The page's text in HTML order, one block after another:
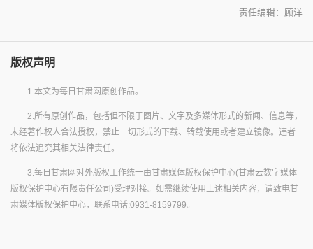
责任编辑：顾洋
版权声明
1.本文为每日甘肃网原创作品。
2.所有原创作品，包括但不限于图片、文字及多媒体形式的新闻、信息等，
未经著作权人合法授权，禁止一切形式的下载、转载使用或者建立镜像。违者
将依法追究其相关法律责任。
3.每日甘肃网对外版权工作统一由甘肃媒体版权保护中心(甘肃云数字媒体
版权保护中心有限责任公司)受理对接。如需继续使用上述相关内容，请致电甘
肃媒体版权保护中心，联系电话:0931-8159799。